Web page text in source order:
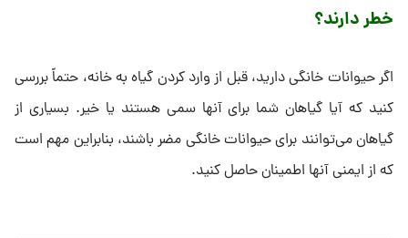
خطر دارند؟
اگر حیوانات خانگی دارید، قبل از وارد کردن گیاه به خانه، حتماً بررسی
کنید که آیا گیاهان شما برای آنها سمی هستند یا خیر. بسیاری از
گیاهان می‌توانند برای حیوانات خانگی مضر باشند، بنابراین مهم است
که از ایمنی آنها اطمینان حاصل کنید.